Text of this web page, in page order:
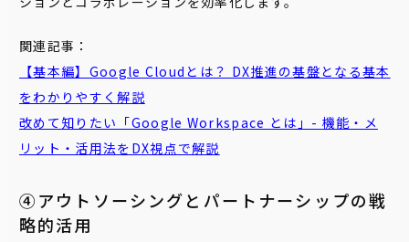
関連記事：
【基本編】Google Cloudとは？ DX推進の基盤となる基本
をわかりやすく解説
改めて知りたい「Google Workspace とは」- 機能・メ
リット・活用法をDX視点で解説
④アウトソーシングとパートナーシップの戦
略的活用